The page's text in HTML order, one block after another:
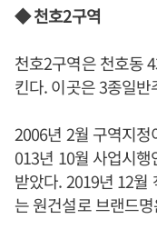
◆ 천호2구역
천호2구역은 천호동
킨다. 이곳은 3종일
2006년 2월 구역지
013년 10월 사업시
받았다. 2019년 12월
는 원건설로 브랜드